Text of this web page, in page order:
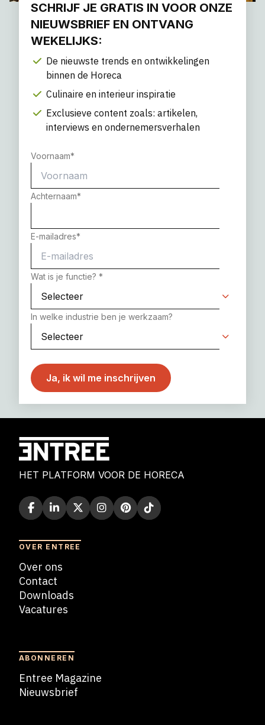
SCHRIJF JE GRATIS IN VOOR ONZE
NIEUWSBRIEF EN ONTVANG
WEKELIJKS:
De nieuwste trends en ontwikkelingen
binnen de Horeca
Culinaire en interieur inspiratie
Exclusieve content zoals: artikelen,
interviews en ondernemersverhalen
Voornaam*
Achternaam*
E-mailadres*
Wat is je functie? *
In welke industrie ben je werkzaam?
HET PLATFORM VOOR DE HORECA
OVER ENTREE
Over ons
Contact
Downloads
Vacatures
ABONNEREN
Entree Magazine
Nieuwsbrief